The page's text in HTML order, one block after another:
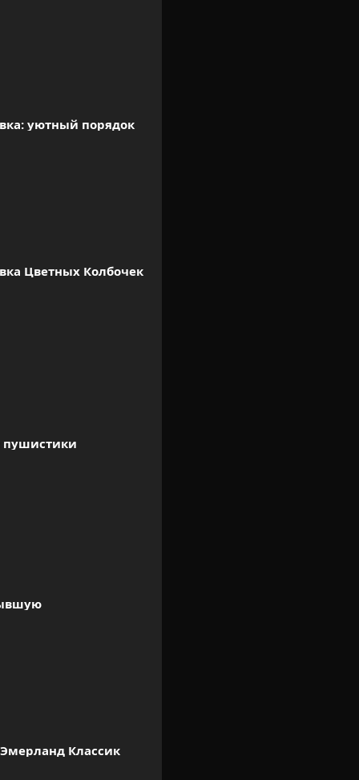
уютный порядок
Цветных Колбочек
пушистики
Классик